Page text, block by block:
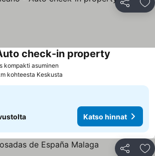
Jaa
kompakti asuminen
check-in property
kohteesta Keskusta
Katso hinnat
Jaa